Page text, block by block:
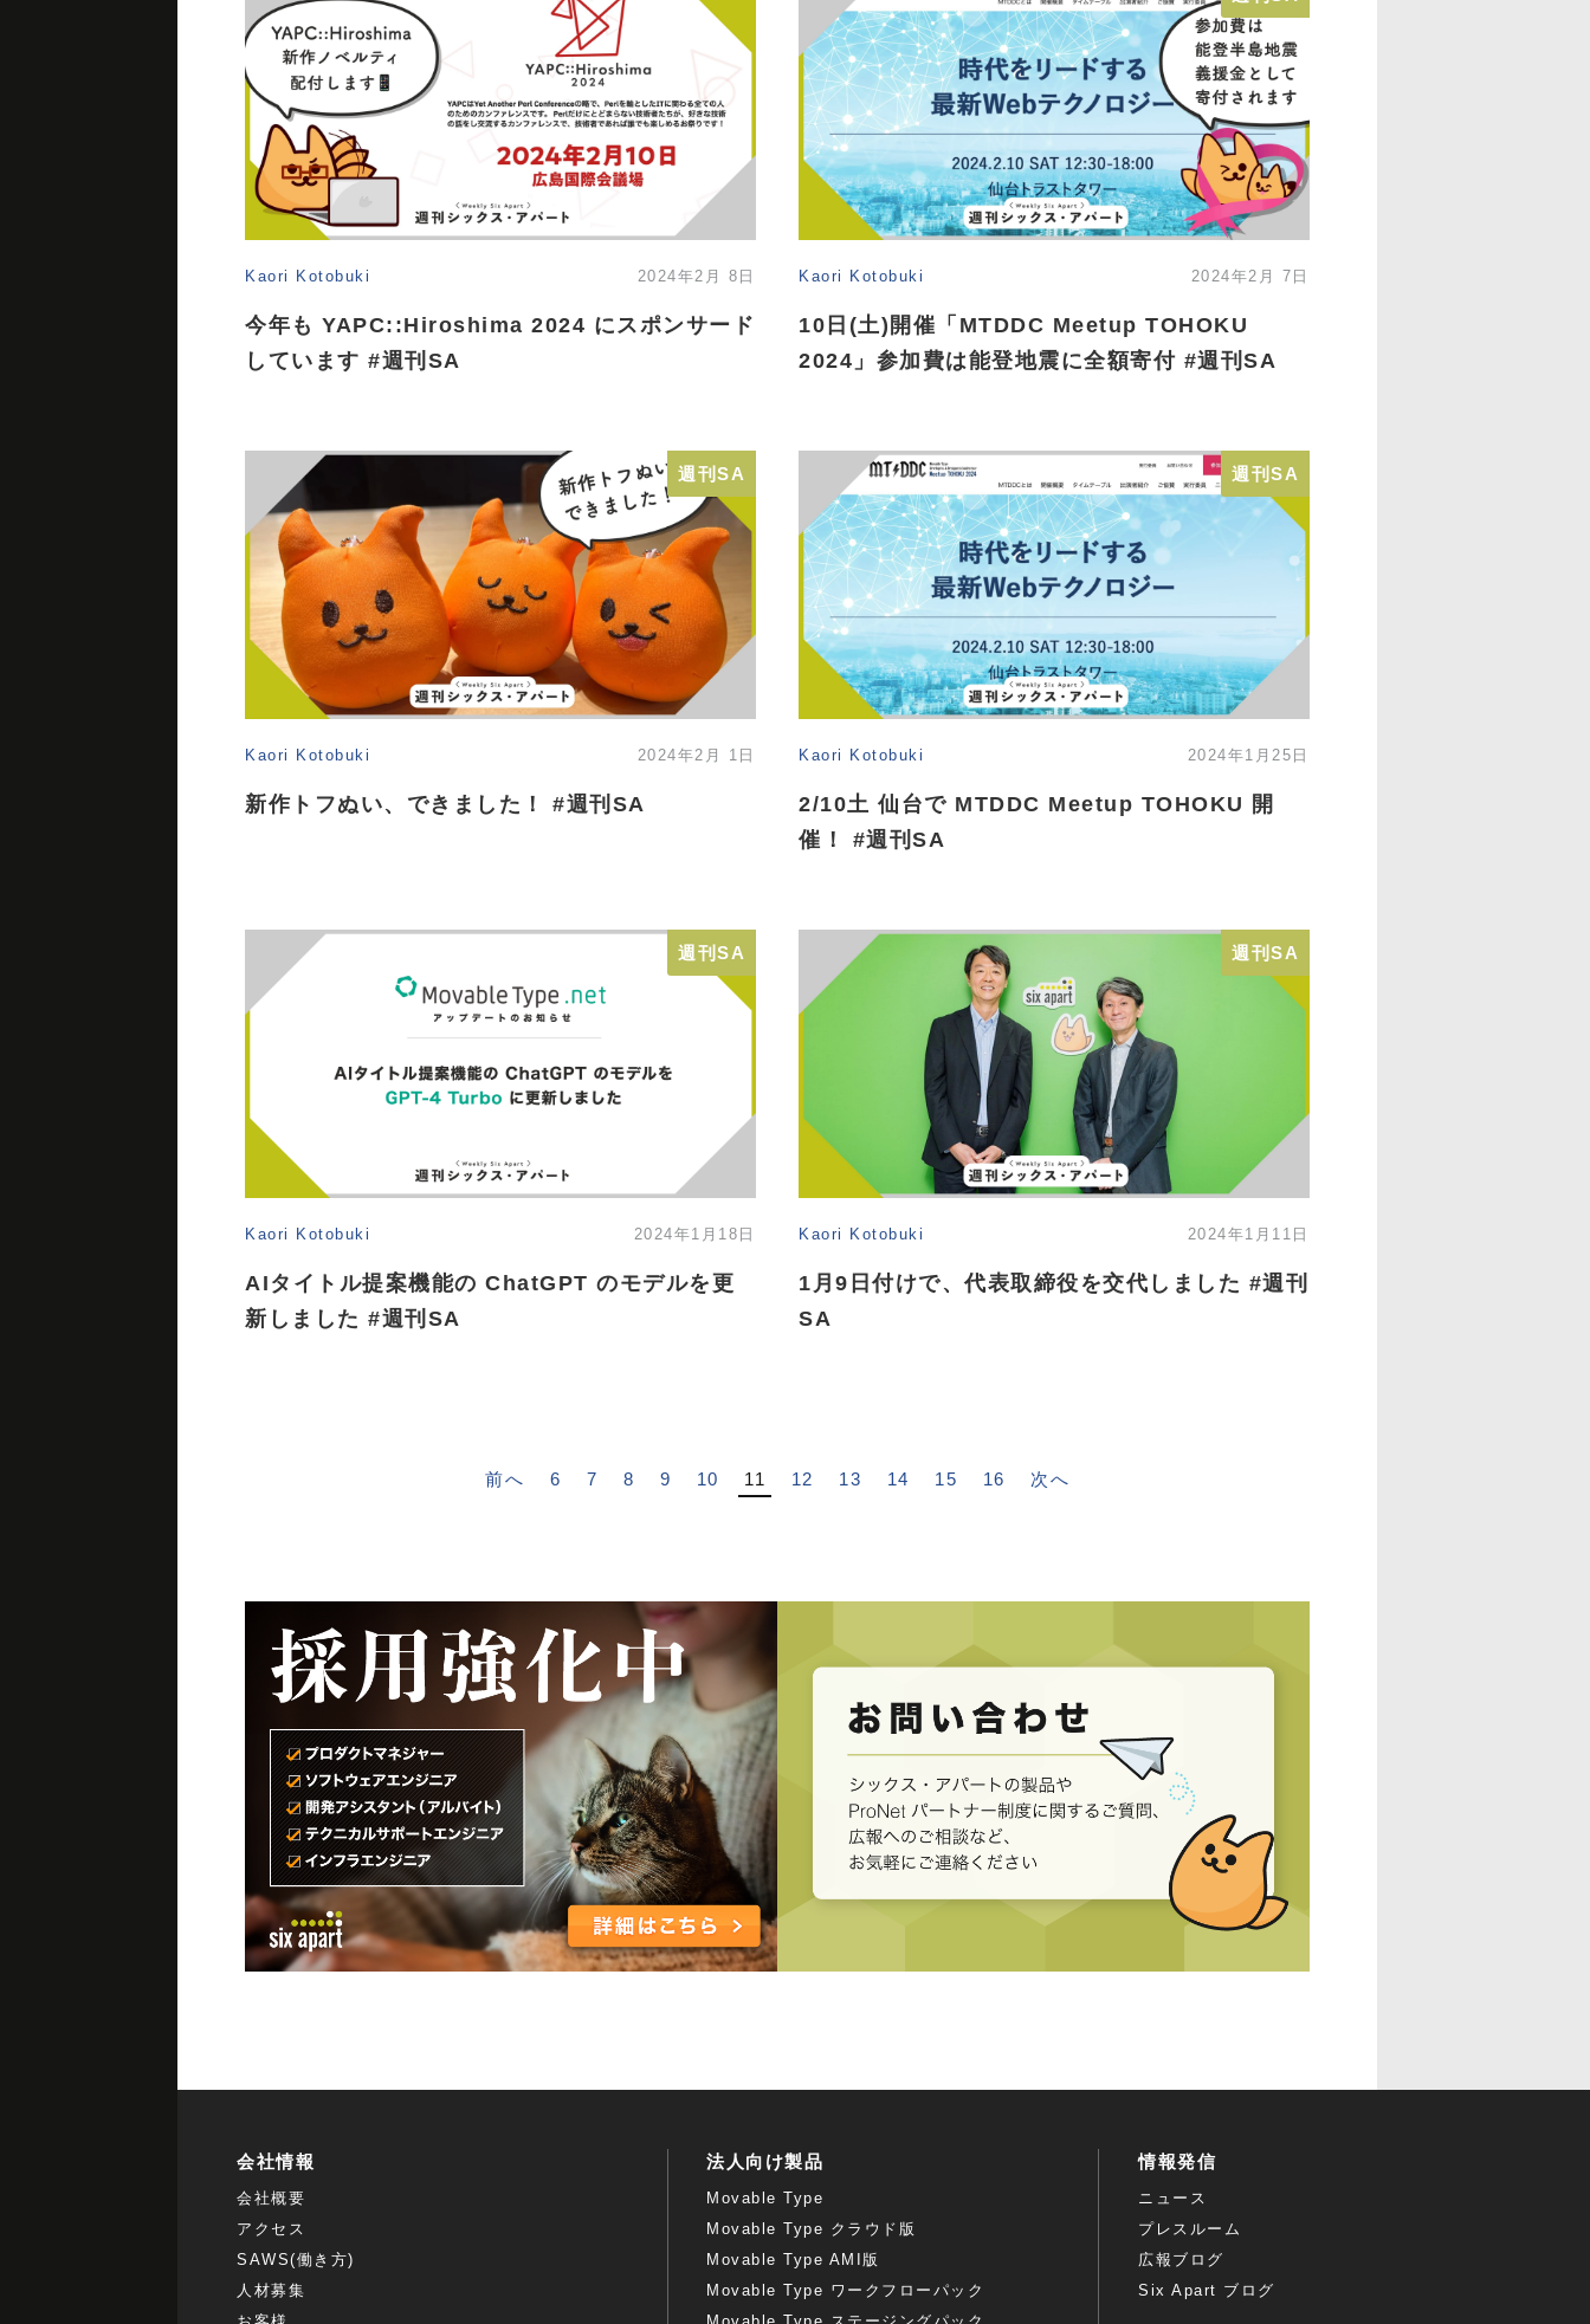
Kaori Kotobuki 2024年2月 8日
今年も YAPC::Hiroshima 2024 にスポンサード
しています #週刊SA
Kaori Kotobuki 2024年2月 7日
10日(土)開催「MTDDC Meetup TOHOKU
2024」参加費は能登地震に全額寄付 #週刊SA
週刊SA
Kaori Kotobuki 2024年2月 1日
新作トフぬい、できました！ #週刊SA
週刊SA
Kaori Kotobuki 2024年1月25日
2/10土 仙台で MTDDC Meetup TOHOKU 開
催！ #週刊SA
週刊SA
Kaori Kotobuki 2024年1月18日
AIタイトル提案機能の ChatGPT のモデルを更
新しました #週刊SA
週刊SA
Kaori Kotobuki 2024年1月11日
1月9日付けで、代表取締役を交代しました #週刊
SA
前へ 6 7 8 9 10 11 12 13 14 15 16 次へ
会社情報
会社概要
アクセス
SAWS(働き方)
人材募集
お客様
法人向け製品
Movable Type
Movable Type クラウド版
Movable Type AMI版
Movable Type ワークフローパック
Movable Type ステージングパック
情報発信
ニュース
プレスルーム
広報ブログ
Six Apart ブログ